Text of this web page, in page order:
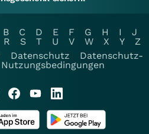
B C D E F G H I
J
R S T U V W X Y
Z
Datenschutz
Datenschutz-
Nutzungsbedingungen